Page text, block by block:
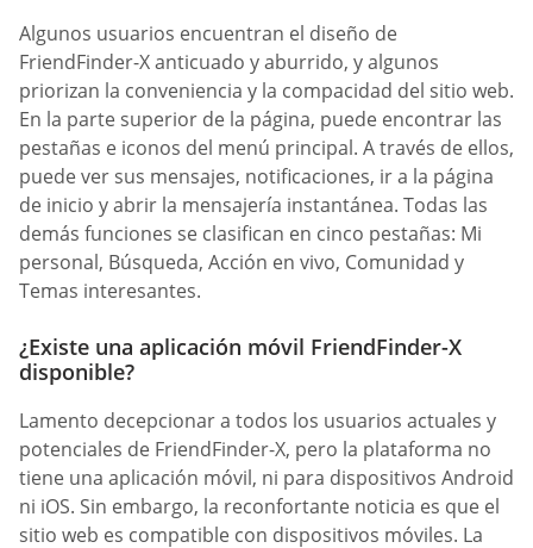
Algunos usuarios encuentran el diseño de
FriendFinder-X anticuado y aburrido, y algunos
priorizan la conveniencia y la compacidad del sitio web.
En la parte superior de la página, puede encontrar las
pestañas e iconos del menú principal. A través de ellos,
puede ver sus mensajes, notificaciones, ir a la página
de inicio y abrir la mensajería instantánea. Todas las
demás funciones se clasifican en cinco pestañas: Mi
personal, Búsqueda, Acción en vivo, Comunidad y
Temas interesantes.
¿Existe una aplicación móvil FriendFinder-X
disponible?
Lamento decepcionar a todos los usuarios actuales y
potenciales de FriendFinder-X, pero la plataforma no
tiene una aplicación móvil, ni para dispositivos Android
ni iOS. Sin embargo, la reconfortante noticia es que el
sitio web es compatible con dispositivos móviles. La